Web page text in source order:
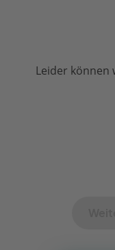
Leider können